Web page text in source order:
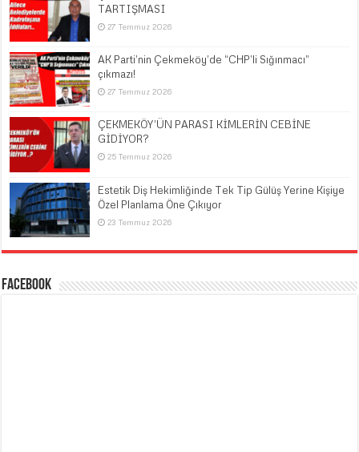
TARTIŞMASI
27 Temmuz 2026
AK Parti’nin Çekmeköy’de “CHP’li Sığınmacı”
çıkmazı!
27 Temmuz 2026
ÇEKMEKÖY’ÜN PARASI KİMLERİN CEBİNE
GİDİYOR?
25 Temmuz 2026
Estetik Diş Hekimliğinde Tek Tip Gülüş Yerine Kişiye
Özel Planlama Öne Çıkıyor
23 Temmuz 2026
Facebook